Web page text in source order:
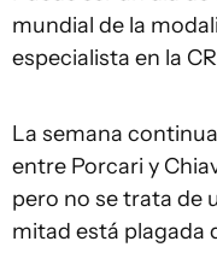
mundial de la
especialista en la
La semana
entre Porcari y
pero no se trata de
mitad está plagada